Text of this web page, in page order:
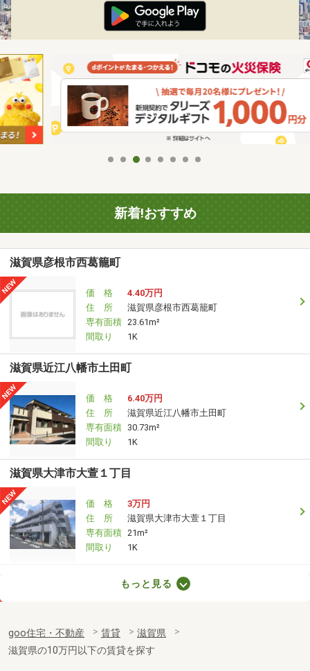
新着!おすすめ
滋賀県彦根市西葛籠町
価 格
4.40万円
住 所
滋賀県彦根市西葛籠町
専有面積 23.61m²
間取り
1K
滋賀県近江八幡市土田町
価 格
6.40万円
住 所
滋賀県近江八幡市土田町
専有面積 30.73m²
間取り
1K
滋賀県大津市大萱１丁目
価 格
3万円
住 所
滋賀県大津市大萱１丁目
専有面積 21m²
間取り
1K
滋賀県甲賀市甲賀町大原中
専有面積
59.55m²
間取り
2LDK
もっと見る
goo住宅・不動産 賃貸
滋賀県
滋賀県の10万円以下の賃貸を探す